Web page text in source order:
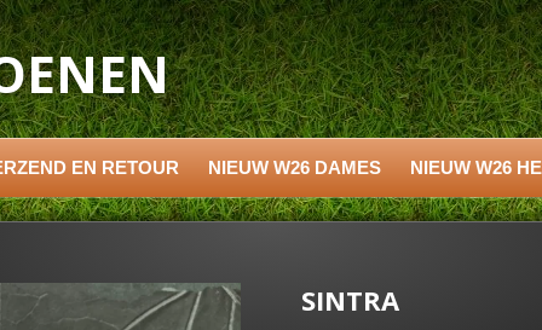
EN RETOUR NIEUW W26 DAMES NIEUW W26
SINTRA